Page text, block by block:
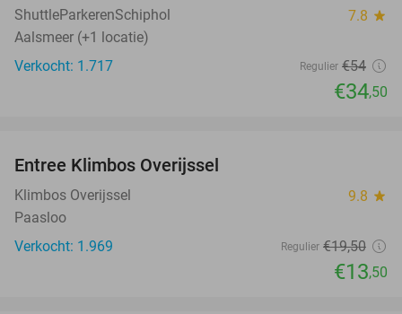
ShuttleParkerenSchiphol 7.8 star
Aalsmeer (+1 locatie)
Verkocht: 1.717
Regulier €54
€34,50
Entree Klimbos Overijssel
Klimbos Overijssel 9.8 star
Paasloo
Verkocht: 1.969
Regulier €19,50
€13,50